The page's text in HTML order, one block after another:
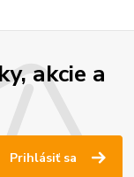
akcie a
Prihlásiť sa